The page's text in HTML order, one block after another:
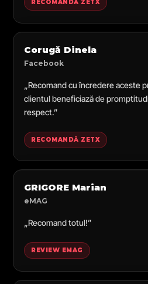
RECOMANDĂ ZETX
Corugă Dinela
Facebook
„Recomand cu încredere aceste
clientul beneficiază de
respect.”
RECOMANDĂ ZETX
GRIGORE Marian
eMAG
„Recomand totul!”
REVIEW EMAG